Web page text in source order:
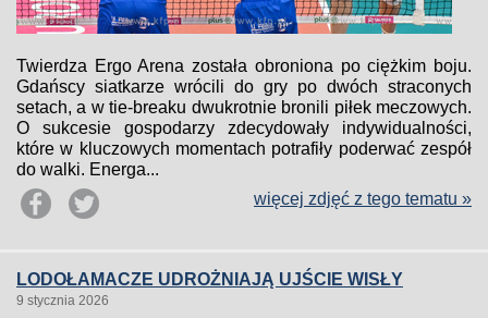
Twierdza Ergo Arena została obroniona po ciężkim boju.
Gdańscy siatkarze wrócili do gry po dwóch straconych
setach, a w tie-breaku dwukrotnie bronili piłek meczowych.
O sukcesie gospodarzy zdecydowały indywidualności,
które w kluczowych momentach potrafiły poderwać zespół
do walki. Energa...
więcej zdjęć z tego tematu »
LODOŁAMACZE UDROŻNIAJĄ UJŚCIE WISŁY
9 stycznia 2026